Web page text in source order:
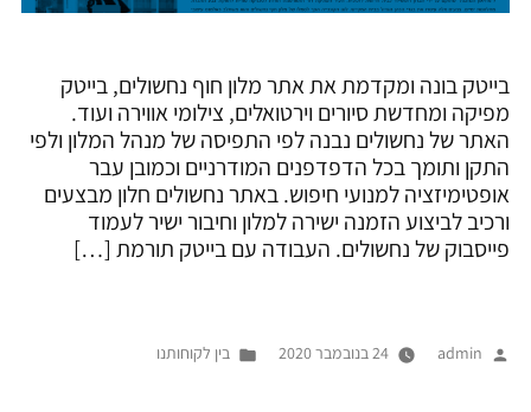
בייטק בונה ומקדמת את אתר מלון חוף נחשולים, בייטק
מפיקה ומחדשת סיורים וירטואלים, צילומי אווירה ועוד.
האתר של נחשולים נבנה לפי התפיסה של מנהל המלון ולפי
התקן ותומך בכל הדפדפנים המודרניים וכמובן עבר
אופטימיזציה למנועי חיפוש. באתר נחשולים חלון מבצעים
ורכיב לביצוע הזמנה ישירה למלון וחיבור ישיר לעמוד
פייסבוק של נחשולים. העבודה עם בייטק תורמת […]
פורסם
admin 24 בנובמבר 2020
Posted
בין לקוחותנו